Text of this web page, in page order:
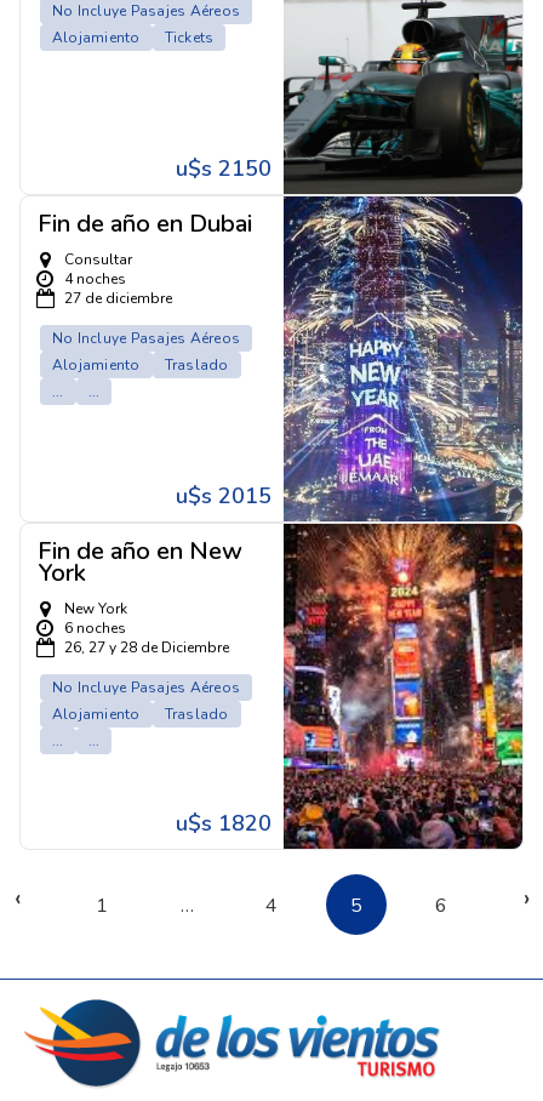
No Incluye Pasajes Aéreos
Alojamiento
Tickets
u$s 2150
Fin de año en Dubai
Consultar
4 noches
27 de diciembre
No Incluye Pasajes Aéreos
Alojamiento
Traslado
...
...
u$s 2015
Fin de año en New
York
New York
6 noches
26, 27 y 28 de Diciembre
No Incluye Pasajes Aéreos
Alojamiento
Traslado
...
...
u$s 1820
‹ 1 … 4 5 6 ›